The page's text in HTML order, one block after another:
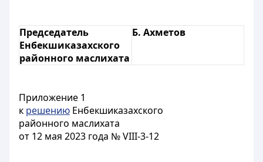
Председатель
Енбекшиказахского
районного маслихата
Б. Ахметов
Приложение 1
к решению Енбекшиказахского
районного маслихата
от 12 мая 2023 года № VIII-3-12